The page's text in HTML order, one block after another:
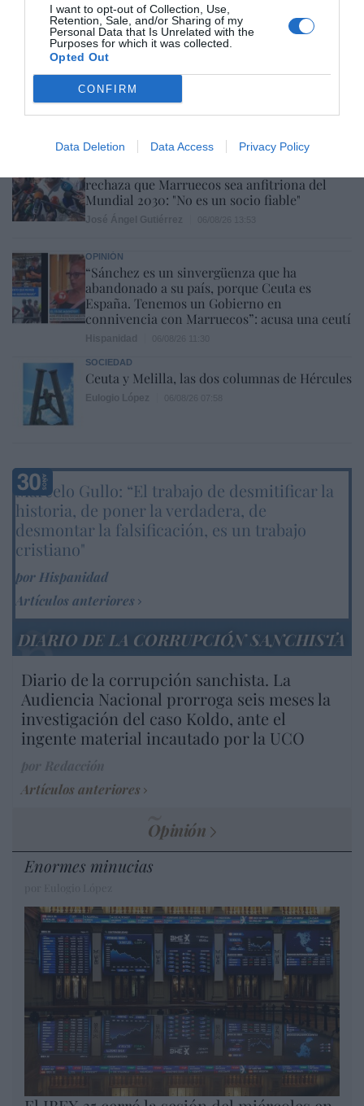
I want to opt-out of Collection, Use,
Retention, Sale, and/or Sharing of my
Personal Data that Is Unrelated with the
Purposes for which it was collected.
Opted Out
CONFIRM
Data Deletion Data Access Privacy Policy
católico
Redacción 06/08/26 14:09
¿El Superior interés el menor o el superior
interés de la madre del menor?
Carlos Aurelio Caldito 06/08/26 13:36
ESPAÑA
rechaza que Marruecos sea anfitriona del
Mundial 2030: "No es un socio fiable"
OPINIÓN
“Sánchez es un sinvergüenza que ha
abandonado a su país, porque Ceuta es
España. Tenemos un Gobierno en
connivencia con Marruecos”: acusa una ceutí
SOCIEDAD
Ceuta y Melilla, las dos columnas de Hércules
Marcelo Gullo: “El trabajo de desmitificar la
historia, de poner la verdadera, de
desmontar la falsificación, es un trabajo
cristiano"
por Hispanidad
Artículos anteriores
DIARIO DE LA CORRUPCIÓN SANCHISTA
Diario de la corrupción sanchista. La
Audiencia Nacional prorroga seis meses la
investigación del caso Koldo, ante el
ingente material incautado por la UCO
Artículos anteriores
Opinión
Enormes minucias